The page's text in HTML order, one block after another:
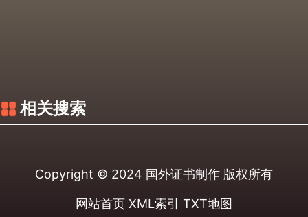
相关搜索
Copyright © 2024 国外证书制作 版权所有
网站首页 XML索引 TXT地图